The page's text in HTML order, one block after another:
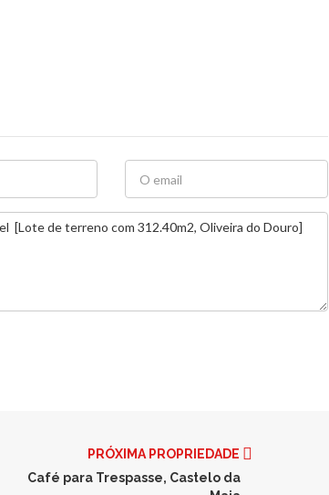
PRÓXIMA PROPRIEDADE
Café para Trespasse, Castelo da